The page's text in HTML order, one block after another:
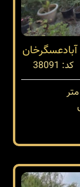
کد: 38091